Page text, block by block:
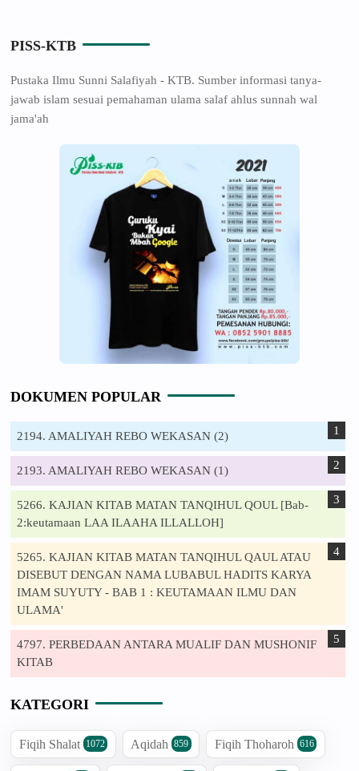
PISS-KTB
Pustaka Ilmu Sunni Salafiyah - KTB. Sumber informasi tanya-
jawab islam sesuai pemahaman ulama salaf ahlus sunnah wal
jama'ah
DOKUMEN POPULAR
2194. AMALIYAH REBO WEKASAN (2)
2193. AMALIYAH REBO WEKASAN (1)
5266. KAJIAN KITAB MATAN TANQIHUL QOUL [Bab-
2:keutamaan LAA ILAAHA ILLALLOH]
5265. KAJIAN KITAB MATAN TANQIHUL QAUL ATAU
DISEBUT DENGAN NAMA LUBABUL HADITS KARYA
IMAM SUYUTY - BAB 1 : KEUTAMAAN ILMU DAN
ULAMA'
4797. PERBEDAAN ANTARA MUALIF DAN MUSHONIF
KITAB
KATEGORI
Fiqih Shalat 1072 Aqidah 859 Fiqih Thoharoh 616